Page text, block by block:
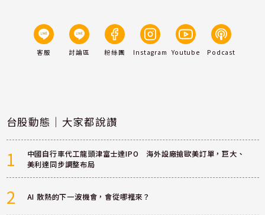
客服 討論區 粉絲團 Instagram Youtube Podcast
台股動態｜大家都說讚
1
中國自行車代工龍頭津富士達IPO 海外設廠搶歐美訂單，巨大、
美利達同步調整布局
2 AI 散熱的下一波機會，會從哪裡來？